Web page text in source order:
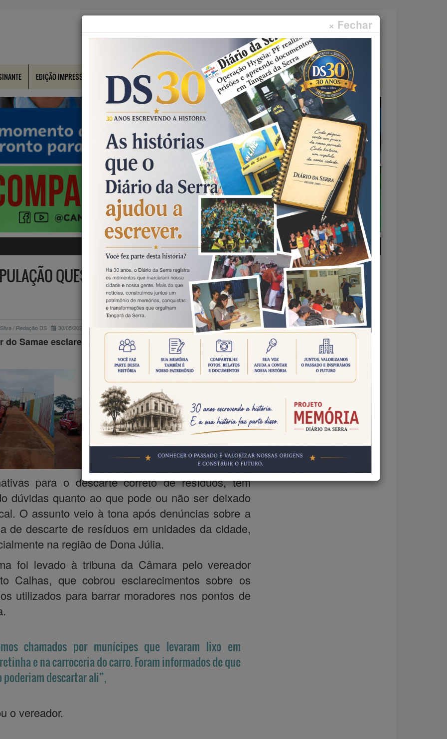
× Fechar
Faça sua pesquisa...
EDIÇÃO IMPRESSA CONTATO
QUESTIONA REGRAS PARA USO DOS ECOPONTOS EM
TANGARÁ
/ Redação DS 30/05/2025
do Samae esclarece limites com base em decreto de
Moradores de Tangará
da Serra têm
enfrentado dificuldades
para utilizar os
ecopontos municipais.
Os espaços, que
deveriam ser
para o descarte correto de resíduos, têm
dúvidas quanto ao que pode ou não ser deixado
O assunto veio à tona após denúncias sobre a
de descarte de resíduos em unidades da cidade,
na região de Dona Júlia.
foi levado à tribuna da Câmara pelo vereador
Calhas, que cobrou esclarecimentos sobre os
utilizados para barrar moradores nos pontos de
chamados por munícipes que levaram lixo em
e na carroceria do carro. Foram informados de que
poderiam descartar ali”,
o vereador.